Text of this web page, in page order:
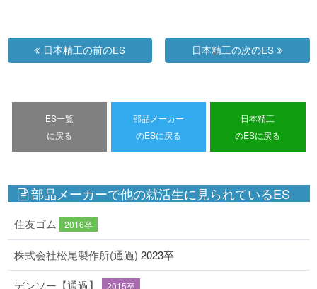
日本精工の前のES 日本精工の次のES
ES一覧
に戻る
部品メーカー
のESに戻る
日本精工
のESに戻る
部品メーカーで他の就活生に見られているES
住友ゴム 2016卒
株式会社松尾製作所(通過) 2023卒
デンソー【通過】 2015卒